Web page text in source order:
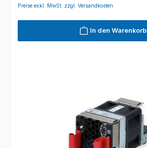
Preise exkl. MwSt. zzgl. Versandkosten
In den Warenkorb